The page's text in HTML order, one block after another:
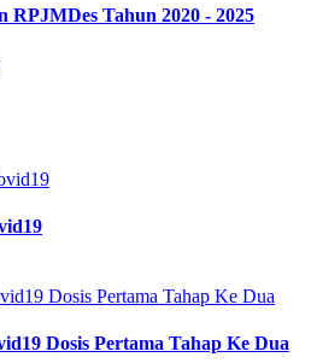
RPJMDes Tahun 2020 - 2025
Dosis Pertama Tahap Ke Dua